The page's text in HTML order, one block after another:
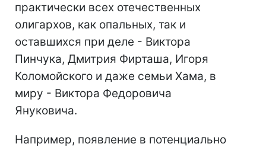
практически всех отечественных
олигархов, как опальных, так и
оставшихся при деле - Виктора
Пинчука, Дмитрия Фирташа, Игоря
Коломойского и даже семьи Хама, в
миру - Виктора Федоровича
Януковича.
Например, появление в потенциально